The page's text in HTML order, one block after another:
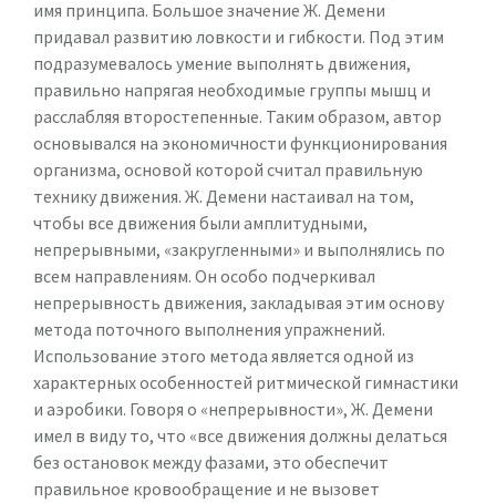
имя принципа. Большое значение Ж. Демени
придавал развитию ловкости и гибкости. Под этим
подразумевалось умение выполнять движения,
правильно напрягая необходимые группы мышц и
расслабляя второстепенные. Таким образом, автор
основывался на экономичности функционирования
организма, основой которой считал правильную
технику движения. Ж. Демени настаивал на том,
чтобы все движения были амплитудными,
непрерывными, «закругленными» и выполнялись по
всем направлениям. Он особо подчеркивал
непрерывность движения, закладывая этим основу
метода поточного выполнения упражнений.
Использование этого метода является одной из
характерных особенностей ритмической гимнастики
и аэробики. Говоря о «непрерывности», Ж. Демени
имел в виду то, что «все движения должны делаться
без остановок между фазами, это обеспечит
правильное кровообращение и не вызовет